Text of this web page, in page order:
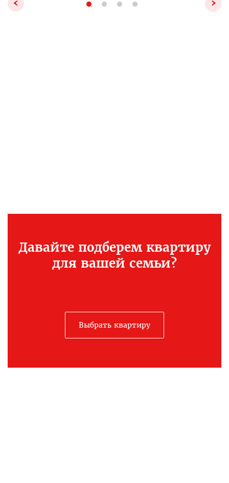
Давайте подберем квартиру
для вашей семьи?
Выбрать квартиру